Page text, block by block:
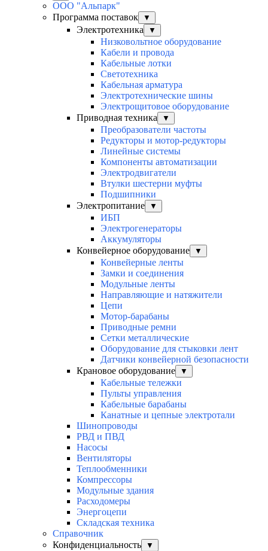
ООО "Альпарк"
Программа поставок
▼
Электротехника ▼
Низковольтное оборудование
Кабели и провода
Кабельные лотки
Светотехника
Кабельная арматура
Электротехнические шины
Электрощитовое оборудование
Приводная техника
▼
Преобразователи частоты
Редукторы и мотор-редукторы
Линейные системы
Компоненты автоматизации
Электродвигатели
Втулки шестерни муфты
Подшипники
Электропитание
▼
ИБП
Электрогенераторы
Аккумуляторы
Конвейерное оборудование
▼
Конвейерные ленты
Замки и соединения
Модульные ленты
Направляющие и натяжители
Цепи
Мотор-барабаны
Приводные ремни
Сетки металлические
Оборудование для стыковки лент
Датчики конвейерной безопасности
Крановое оборудование
▼
Кабельные тележки
Пульты управления
Кабельные барабаны
Канатные и цепные электротали
Шинопроводы
РВД и ПВД
Насосы
Вентиляторы
Теплообменники
Компрессоры
Модульные здания
Расходомеры
Энергоцепи
Складская техника
Справочник
Конфиденциальность
▼